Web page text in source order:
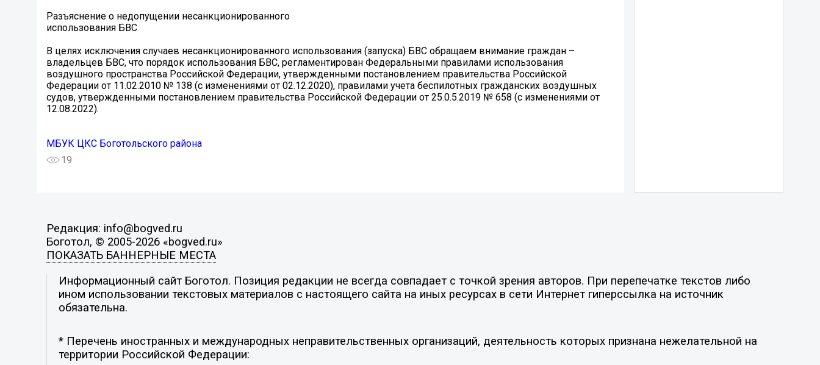
Разъяснение о недопущении несанкционированного
использования БВС
В целях исключения случаев несанкционированного использования (запуска) БВС обращаем внимание граждан –
владельцев БВС, что порядок использования БВС, регламентирован Федеральными правилами использования
воздушного пространства Российской Федерации, утвержденными постановлением правительства Российской
Федерации от 11.02.2010 № 138 (с изменениями от 02.12.2020), правилами учета беспилотных гражданских воздушных
судов, утвержденными постановлением правительства Российской Федерации от 25.0.5.2019 № 658 (с изменениями от
12.08.2022).
МБУК ЦКС Боготольского района
19
Редакция: info@bogved.ru
Боготол, © 2005-2026 «bogved.ru»
ПОКАЗАТЬ БАННЕРНЫЕ МЕСТА
Информационный сайт Боготол. Позиция редакции не всегда совпадает с точкой зрения авторов. При перепечатке текстов либо
ином использовании текстовых материалов с настоящего сайта на иных ресурсах в сети Интернет гиперссылка на источник
обязательна.
* Перечень иностранных и международных неправительственных организаций, деятельность которых признана нежелательной на
территории Российской Федерации: